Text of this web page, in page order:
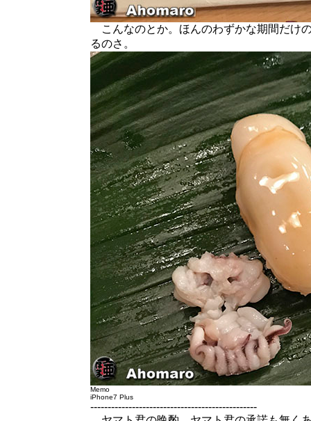
こんなのとか。ほんのわずかな期間だけ
るのさ。
Memo
iPhone7 Plus
------------------------------------------------